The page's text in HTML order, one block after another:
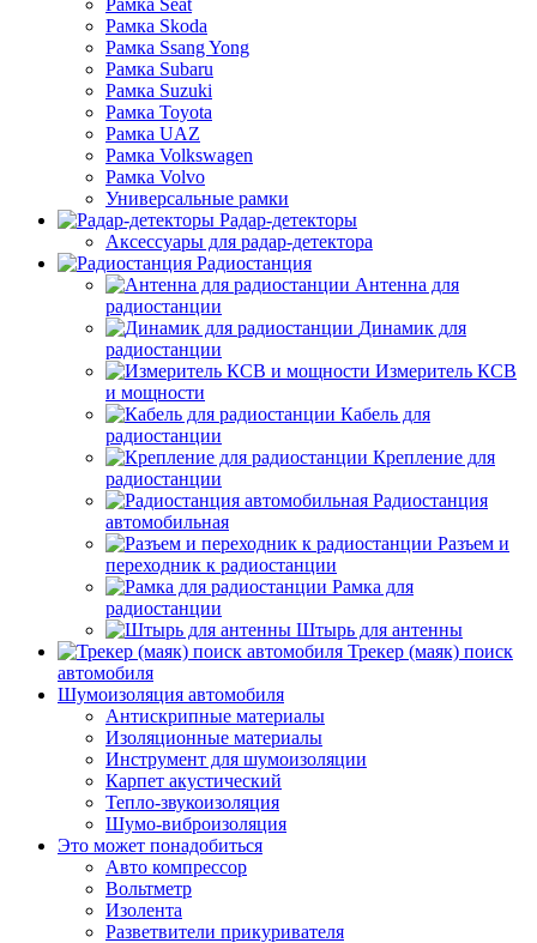
Рамка Seat
Рамка Skoda
Рамка Ssang Yong
Рамка Subaru
Рамка Suzuki
Рамка Toyota
Рамка UAZ
Рамка Volkswagen
Рамка Volvo
Универсальные рамки
Радар-детекторы
Аксессуары для радар-детектора
Радиостанция
Антенна для
радиостанции
Динамик для
радиостанции
Измеритель КСВ
и мощности
Кабель для
радиостанции
Крепление для
радиостанции
Радиостанция
автомобильная
Разъем и
переходник к радиостанции
Рамка для
радиостанции
Штырь для антенны
Трекер (маяк) поиск
автомобиля
Шумоизоляция автомобиля
Антискрипные материалы
Изоляционные материалы
Инструмент для шумоизоляции
Карпет акустический
Тепло-звукоизоляция
Шумо-виброизоляция
Это может понадобиться
Авто компрессор
Вольтметр
Изолента
Разветвители прикуривателя